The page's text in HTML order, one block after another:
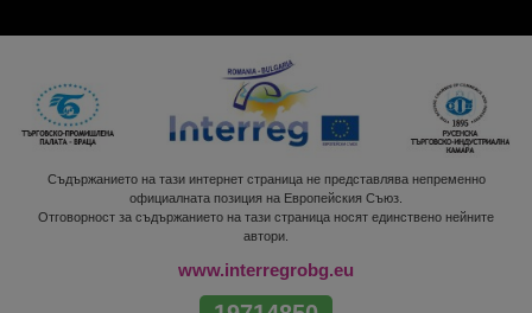
Съдържанието на тази интернет страница не представлява непременно
официалната позиция на Европейския Съюз.
Отговорност за съдържанието на тази страница носят единствено нейните
автори.
www.interregrobg.eu